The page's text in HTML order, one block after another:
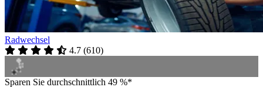
Radwechsel
4.7 (610)
Sparen Sie durchschnittlich 49 %*